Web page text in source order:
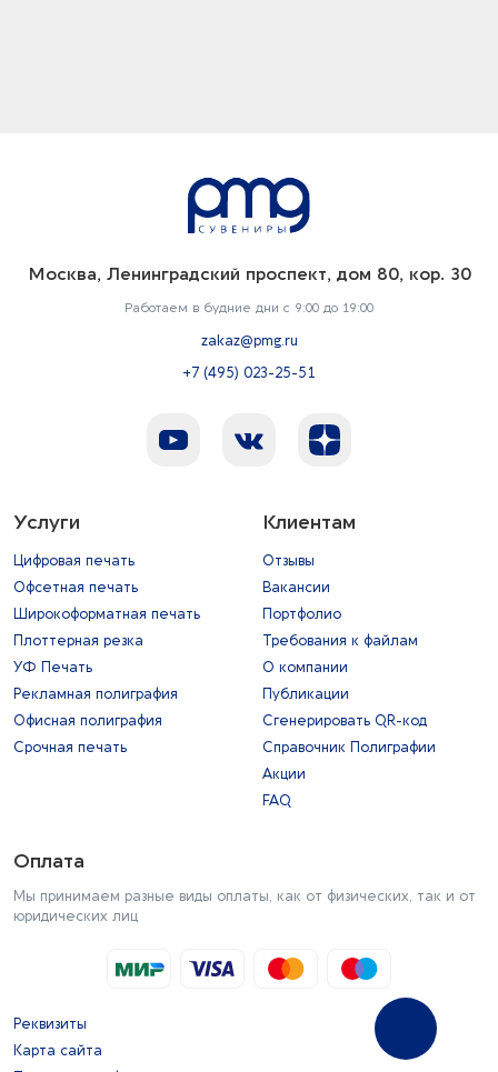
Москва, Ленинградский проспект, дом 80, кор. 30
Работаем в будние дни с 9:00 до 19:00
zakaz@pmg.ru
+7 (495) 023-25-51
Услуги
Цифровая печать
Офсетная печать
Широкоформатная печать
Плоттерная резка
УФ Печать
Рекламная полиграфия
Офисная полиграфия
Срочная печать
Клиентам
Отзывы
Вакансии
Портфолио
Требования к файлам
О компании
Публикации
Сгенерировать QR-код
Справочник Полиграфии
Акции
FAQ
Оплата
Мы принимаем разные виды оплаты, как от физических, так и от
юридических лиц
Реквизиты
Карта сайта